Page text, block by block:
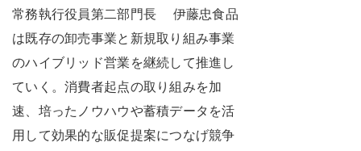
常務執行役員第二部門長 伊藤忠食品
は既存の卸売事業と新規取り組み事業
のハイブリッド営業を継続して推進し
ていく。消費者起点の取り組みを加
速、培ったノウハウや蓄積データを活
用して効果的な販促提案につなげ競争